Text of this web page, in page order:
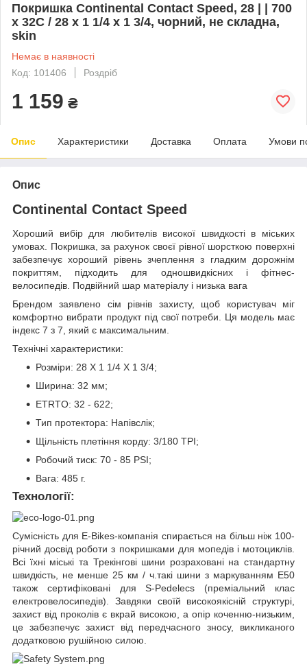
Покришка Continental Contact Speed, 28 | | 700
x 32C / 28 x 1 1/4 x 1 3/4, чорний, не складна,
skin
Немає в наявності
Код: 101406
Роздріб
1 159 ₴
Опис Характеристики Доставка Оплата Умови
Опис
Continental Contact Speed
Хороший вибір для любителів високої швидкості в міських
умовах. Покришка, за рахунок своєї рівної шорсткою поверхні
забезпечує хороший рівень зчеплення з гладким дорожнім
покриттям, підходить для одношвидкісних і фітнес-
велосипедів. Подвійний шар матеріалу і низька вага
Брендом заявлено сім рівнів захисту, щоб користувач міг
комфортно вибрати продукт під свої потреби. Ця модель має
індекс 7 з 7, який є максимальним.
Технічні характеристики:
Розміри: 28 X 1 1/4 X 1 3/4;
Ширина: 32 мм;
ETRTO: 32 - 622;
Тип протектора: Напівслік;
Щільність плетіння корду: 3/180 TPI;
Робочий тиск: 70 - 85 PSI;
Вага: 485 г.
Технології:
Сумісність для E-Bikes-компанія спирається на більш ніж 100-
річний досвід роботи з покришками для мопедів і мотоциклів.
Всі їхні міські та Трекінгові шини розраховані на стандартну
швидкість, не менше 25 км / ч.такі шини з маркуванням E50
також сертифіковані для S-Pedelecs (преміальний клас
електровелосипедів). Завдяки своїй високоякісній структурі,
захист від проколів є вкрай високою, а опір коченню-низьким,
це забезпечує захист від передчасного зносу, викликаного
додатковою рушійною силою.